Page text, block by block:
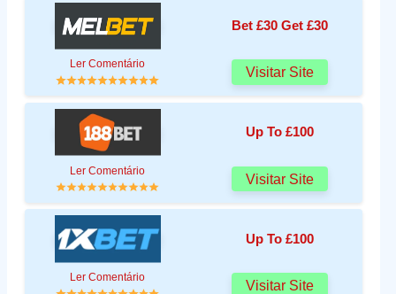
Bet £30 Get £30
Ler Comentário
Visitar Site
Up To £100
Ler Comentário
Visitar Site
Up To £100
Ler Comentário
Visitar Site